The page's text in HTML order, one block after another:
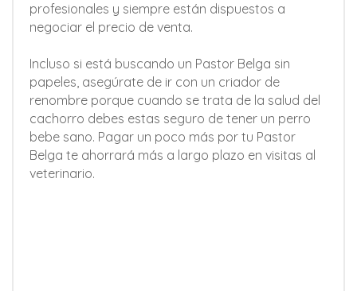
profesionales y siempre están dispuestos a
negociar el precio de venta.
Incluso si está buscando un Pastor Belga sin
papeles, asegúrate de ir con un criador de
renombre porque cuando se trata de la salud del
cachorro debes estas seguro de tener un perro
bebe sano. Pagar un poco más por tu Pastor
Belga te ahorrará más a largo plazo en visitas al
veterinario.